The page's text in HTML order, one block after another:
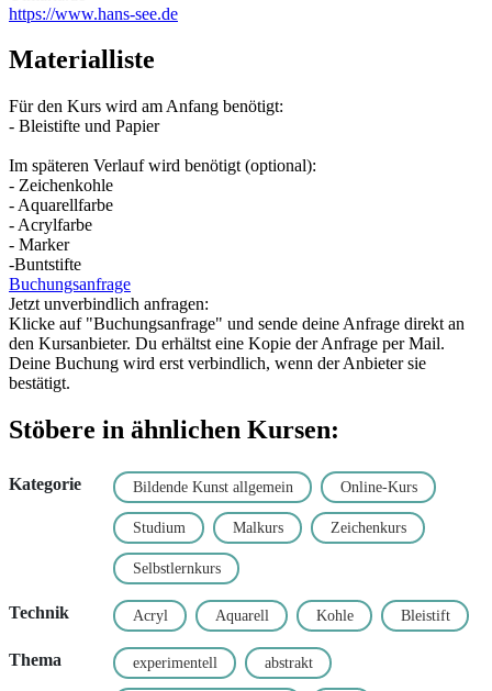
https://www.hans-see.de
Materialliste
Für den Kurs wird am Anfang benötigt:
- Bleistifte und Papier
Im späteren Verlauf wird benötigt (optional):
- Zeichenkohle
- Aquarellfarbe
- Acrylfarbe
- Marker
-Buntstifte
Buchungsanfrage
Jetzt unverbindlich anfragen:
Klicke auf "Buchungsanfrage" und sende deine Anfrage direkt an
den Kursanbieter. Du erhältst eine Kopie der Anfrage per Mail.
Deine Buchung wird erst verbindlich, wenn der Anbieter sie
bestätigt.
Stöbere in ähnlichen Kursen:
Kategorie Bildende Kunst allgemein Online-Kurs
Studium Malkurs Zeichenkurs
Selbstlernkurs
Technik Acryl Aquarell Kohle Bleistift
Thema experimentell abstrakt